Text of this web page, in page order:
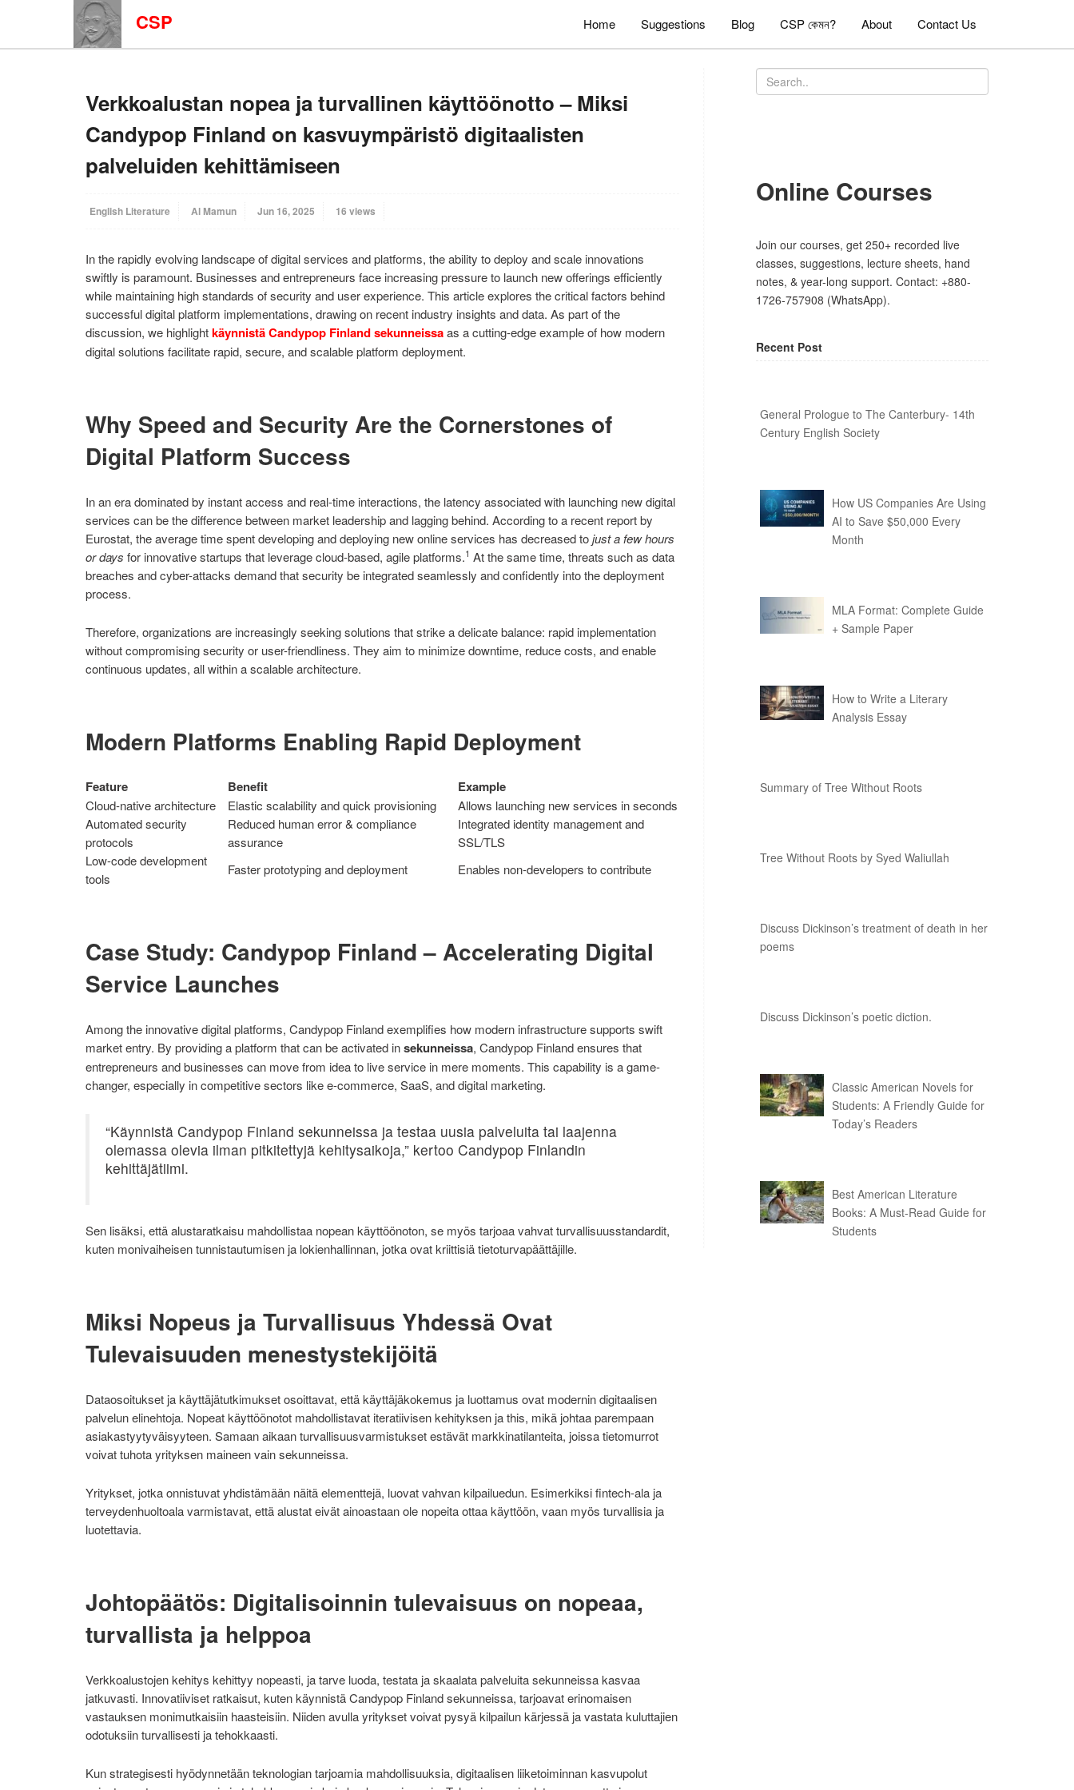
CSP Home Suggestions Blog CSP কেমন? About Contact Us
Verkkoalustan nopea ja turvallinen käyttöönotto – Miksi
Candypop Finland on kasvuympäristö digitaalisten
palveluiden kehittämiseen
English Literature Al Mamun Jun 16, 2025 16 views
In the rapidly evolving landscape of digital services and platforms, the ability to deploy and scale innovations
swiftly is paramount. Businesses and entrepreneurs face increasing pressure to launch new offerings efficiently
while maintaining high standards of security and user experience. This article explores the critical factors behind
successful digital platform implementations, drawing on recent industry insights and data. As part of the
discussion, we highlightkäynnistä Candypop Finland sekunneissaas a cutting-edge example of how modern
digital solutions facilitate rapid, secure, and scalable platform deployment.
Why Speed and Security Are the Cornerstones of
Digital Platform Success
In an era dominated by instant access and real-time interactions, the latency associated with launching new digital
services can be the difference between market leadership and lagging behind. According to a recent report by
Eurostat, the average time spent developing and deploying new online services has decreased tojust a few hours
or days for innovative startups that leverage cloud-based, agile platforms.1 At the same time, threats such as data
breaches and cyber-attacks demand that security be integrated seamlessly and confidently into the deployment
process.
Therefore, organizations are increasingly seeking solutions that strike a delicate balance: rapid implementation
without compromising security or user-friendliness. They aim to minimize downtime, reduce costs, and enable
continuous updates, all within a scalable architecture.
Modern Platforms Enabling Rapid Deployment
Feature Benefit Example
Cloud-native architecture Elastic scalability and quick provisioning
Allows launching new services in seconds
Automated security
protocols
Reduced human error & compliance
assurance
Integrated identity management and
SSL/TLS
Low-code development
tools
Faster prototyping and deployment Enables non-developers to contribute
Case Study: Candypop Finland – Accelerating Digital
Service Launches
Among the innovative digital platforms, Candypop Finland exemplifies how modern infrastructure supports swift
market entry. By providing a platform that can be activated insekunneissa, Candypop Finland ensures that
entrepreneurs and businesses can move from idea to live service in mere moments. This capability is a game-
changer, especially in competitive sectors like e-commerce, SaaS, and digital marketing.
“Käynnistä Candypop Finland sekunneissa ja testaa uusia palveluita tai laajenna
olemassa olevia ilman pitkitettyjä kehitysaikoja,” kertoo Candypop Finlandin
kehittäjätiimi.
Sen lisäksi, että alustaratkaisu mahdollistaa nopean käyttöönoton, se myös tarjoaa vahvat turvallisuusstandardit,
kuten monivaiheisen tunnistautumisen ja lokienhallinnan, jotka ovat kriittisiä tietoturvapäättäjille.
Miksi Nopeus ja Turvallisuus Yhdessä Ovat
Tulevaisuuden menestystekijöitä
Dataosoitukset ja käyttäjätutkimukset osoittavat, että käyttäjäkokemus ja luottamus ovat modernin digitaalisen
palvelun elinehtoja. Nopeat käyttöönotot mahdollistavat iteratiivisen kehityksen ja this, mikä johtaa parempaan
asiakastyytyväisyyteen. Samaan aikaan turvallisuusvarmistukset estävät markkinatilanteita, joissa tietomurrot
voivat tuhota yrityksen maineen vain sekunneissa.
Yritykset, jotka onnistuvat yhdistämään näitä elementtejä, luovat vahvan kilpailuedun. Esimerkiksi fintech-ala ja
terveydenhuoltoala varmistavat, että alustat eivät ainoastaan ole nopeita ottaa käyttöön, vaan myös turvallisia ja
luotettavia.
Johtopäätös: Digitalisoinnin tulevaisuus on nopeaa,
turvallista ja helppoa
Verkkoalustojen kehitys kehittyy nopeasti, ja tarve luoda, testata ja skaalata palveluita sekunneissa kasvaa
jatkuvasti. Innovatiiviset ratkaisut, kuten käynnistä Candypop Finland sekunneissa, tarjoavat erinomaisen
vastauksen monimutkaisiin haasteisiin. Niiden avulla yritykset voivat pysyä kilpailun kärjessä ja vastata kuluttajien
odotuksiin turvallisesti ja tehokkaasti.
Kun strategisesti hyödynnetään teknologian tarjoamia mahdollisuuksia, digitaalisen liiketoiminnan kasvupolut
Online Courses
Join our courses, get 250+ recorded live
classes, suggestions, lecture sheets, hand
notes, & year-long support. Contact: +880-
1726-757908 (WhatsApp).
Recent Post
General Prologue to The Canterbury- 14th
Century English Society
How US Companies Are Using
AI to Save $50,000 Every
Month
MLA Format: Complete Guide
+ Sample Paper
How to Write a Literary
Analysis Essay
Summary of Tree Without Roots
Tree Without Roots by Syed Waliullah
Discuss Dickinson’s treatment of death in her
poems
Discuss Dickinson’s poetic diction.
Classic American Novels for
Students: A Friendly Guide for
Today’s Readers
Best American Literature
Books: A Must-Read Guide for
Students